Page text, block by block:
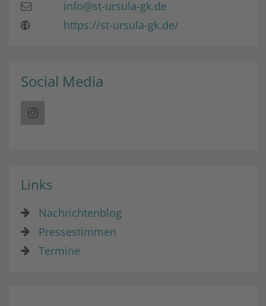
info@st-ursula-gk.de
https://st-ursula-gk.de/
Social Media
Links
Nachrichtenblog
Pressestimmen
Termine